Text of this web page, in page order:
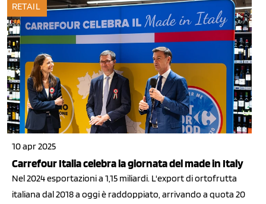
RETAIL
10 apr 2025
Carrefour Italia celebra la giornata del made in Italy
Nel 2024 esportazioni a 1,15 miliardi. L'export di ortofrutta
italiana dal 2018 a oggi è raddoppiato, arrivando a quota 20